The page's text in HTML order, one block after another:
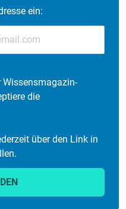
ein:
Wissensmagazin-
die
über den Link in